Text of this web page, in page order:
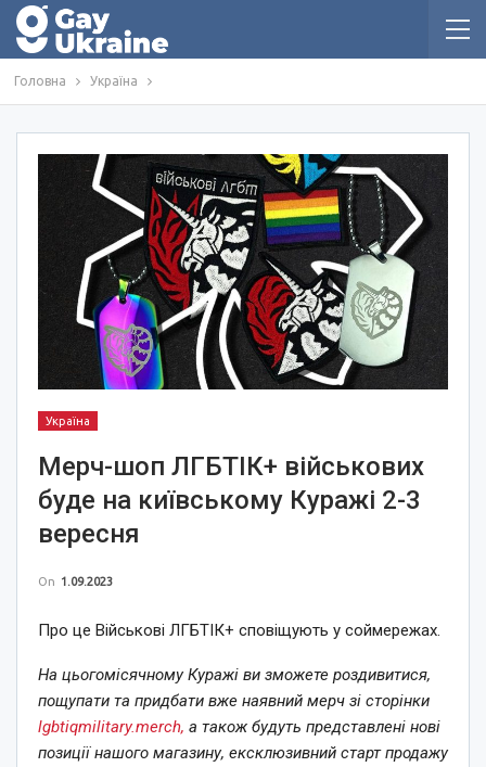
Головна Україна
Україна
Мерч-шоп ЛГБТІК+ військових
буде на київському Куражі 2-3
вересня
On 1.09.2023
Про це Військові ЛГБТІК+ сповіщують у соймережах.
На цьогомісячному Куражі ви зможете роздивитися,
пощупати та придбати вже наявний мерч зі сторінки
lgbtiqmilitary.merch, а також будуть представлені нові
позиції нашого магазину, ексклюзивний старт продажу